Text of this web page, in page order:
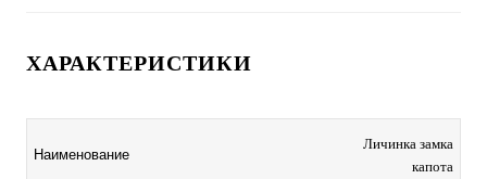
ХАРАКТЕРИСТИКИ
Наименование
Личинка замка
капота